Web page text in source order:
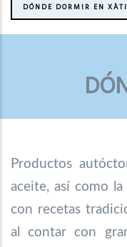
DÓNDE DORMIR EN
Productos
aceite, así como
con recetas
al contar con